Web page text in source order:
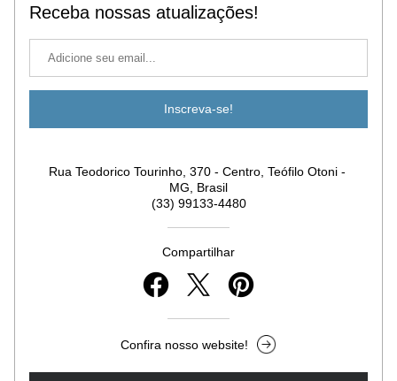
Receba nossas atualizações!
Inscreva-se!
Rua Teodorico Tourinho, 370 - Centro, Teófilo Otoni -
MG, Brasil
(33) 99133-4480
Compartilhar
Confira nosso website!